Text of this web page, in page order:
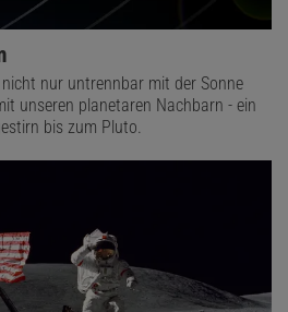
nur untrennbar mit der Sonne
unseren planetaren Nachbarn - ein
bis zum Pluto.